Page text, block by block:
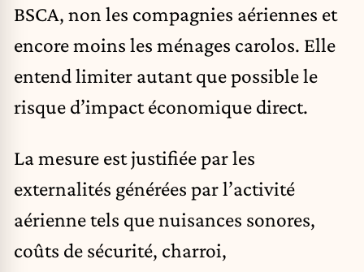
BSCA, non les compagnies aériennes et
encore moins les ménages carolos. Elle
entend limiter autant que possible le
risque d’impact économique direct.
La mesure est justifiée par les
externalités générées par l’activité
aérienne tels que nuisances sonores,
coûts de sécurité, charroi,